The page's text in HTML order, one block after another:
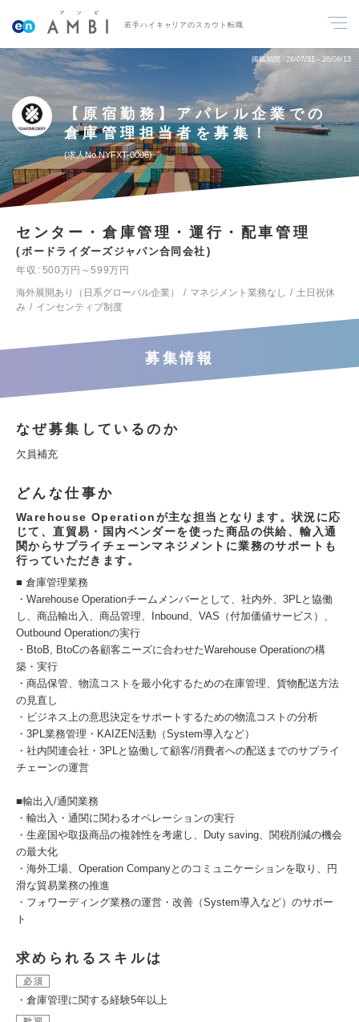
若手ハイキャリアのスカウト転職
掲載期間 26/07/31～26/08/13
【原宿勤務】アパレル企業での
倉庫管理担当者を募集！
求人No.NYFXT-0006
センター・倉庫管理・運行・配車管理
ボードライダーズジャパン合同会社
年収
500万円～599万円
海外展開あり（日系グローバル企業）
マネジメント業務なし
土日祝休
み
インセンティブ制度
募集情報
なぜ募集しているのか
欠員補充
どんな仕事か
Warehouse Operationが主な担当となります。状況に応
じて、直貿易・国内ベンダーを使った商品の供給、輸入通
関からサプライチェーンマネジメントに業務のサポートも
行っていただきます。
■ 倉庫管理業務
・Warehouse Operationチームメンバーとして、社内外、3PLと協働
し、商品輸出入、商品管理、Inbound、VAS（付加価値サービス）、
Outbound Operationの実行
・BtoB, BtoCの各顧客ニーズに合わせたWarehouse Operationの構
築・実行
・商品保管、物流コストを最小化するための在庫管理、貨物配送方法
の見直し
・ビジネス上の意思決定をサポートするための物流コストの分析
・3PL業務管理・KAIZEN活動（System導入など）
・社内関連会社・3PLと協働して顧客/消費者への配送までのサプライ
チェーンの運営
■輸出入/通関業務
・輸出入・通関に関わるオペレーションの実行
・生産国や取扱商品の複雑性を考慮し、Duty saving、関税削減の機会
の最大化
・海外工場、Operation Companyとのコミュニケーションを取り、円
滑な貿易業務の推進
・フォワーディング業務の運営・改善（System導入など）のサポー
ト
求められるスキルは
必須
・倉庫管理に関する経験5年以上